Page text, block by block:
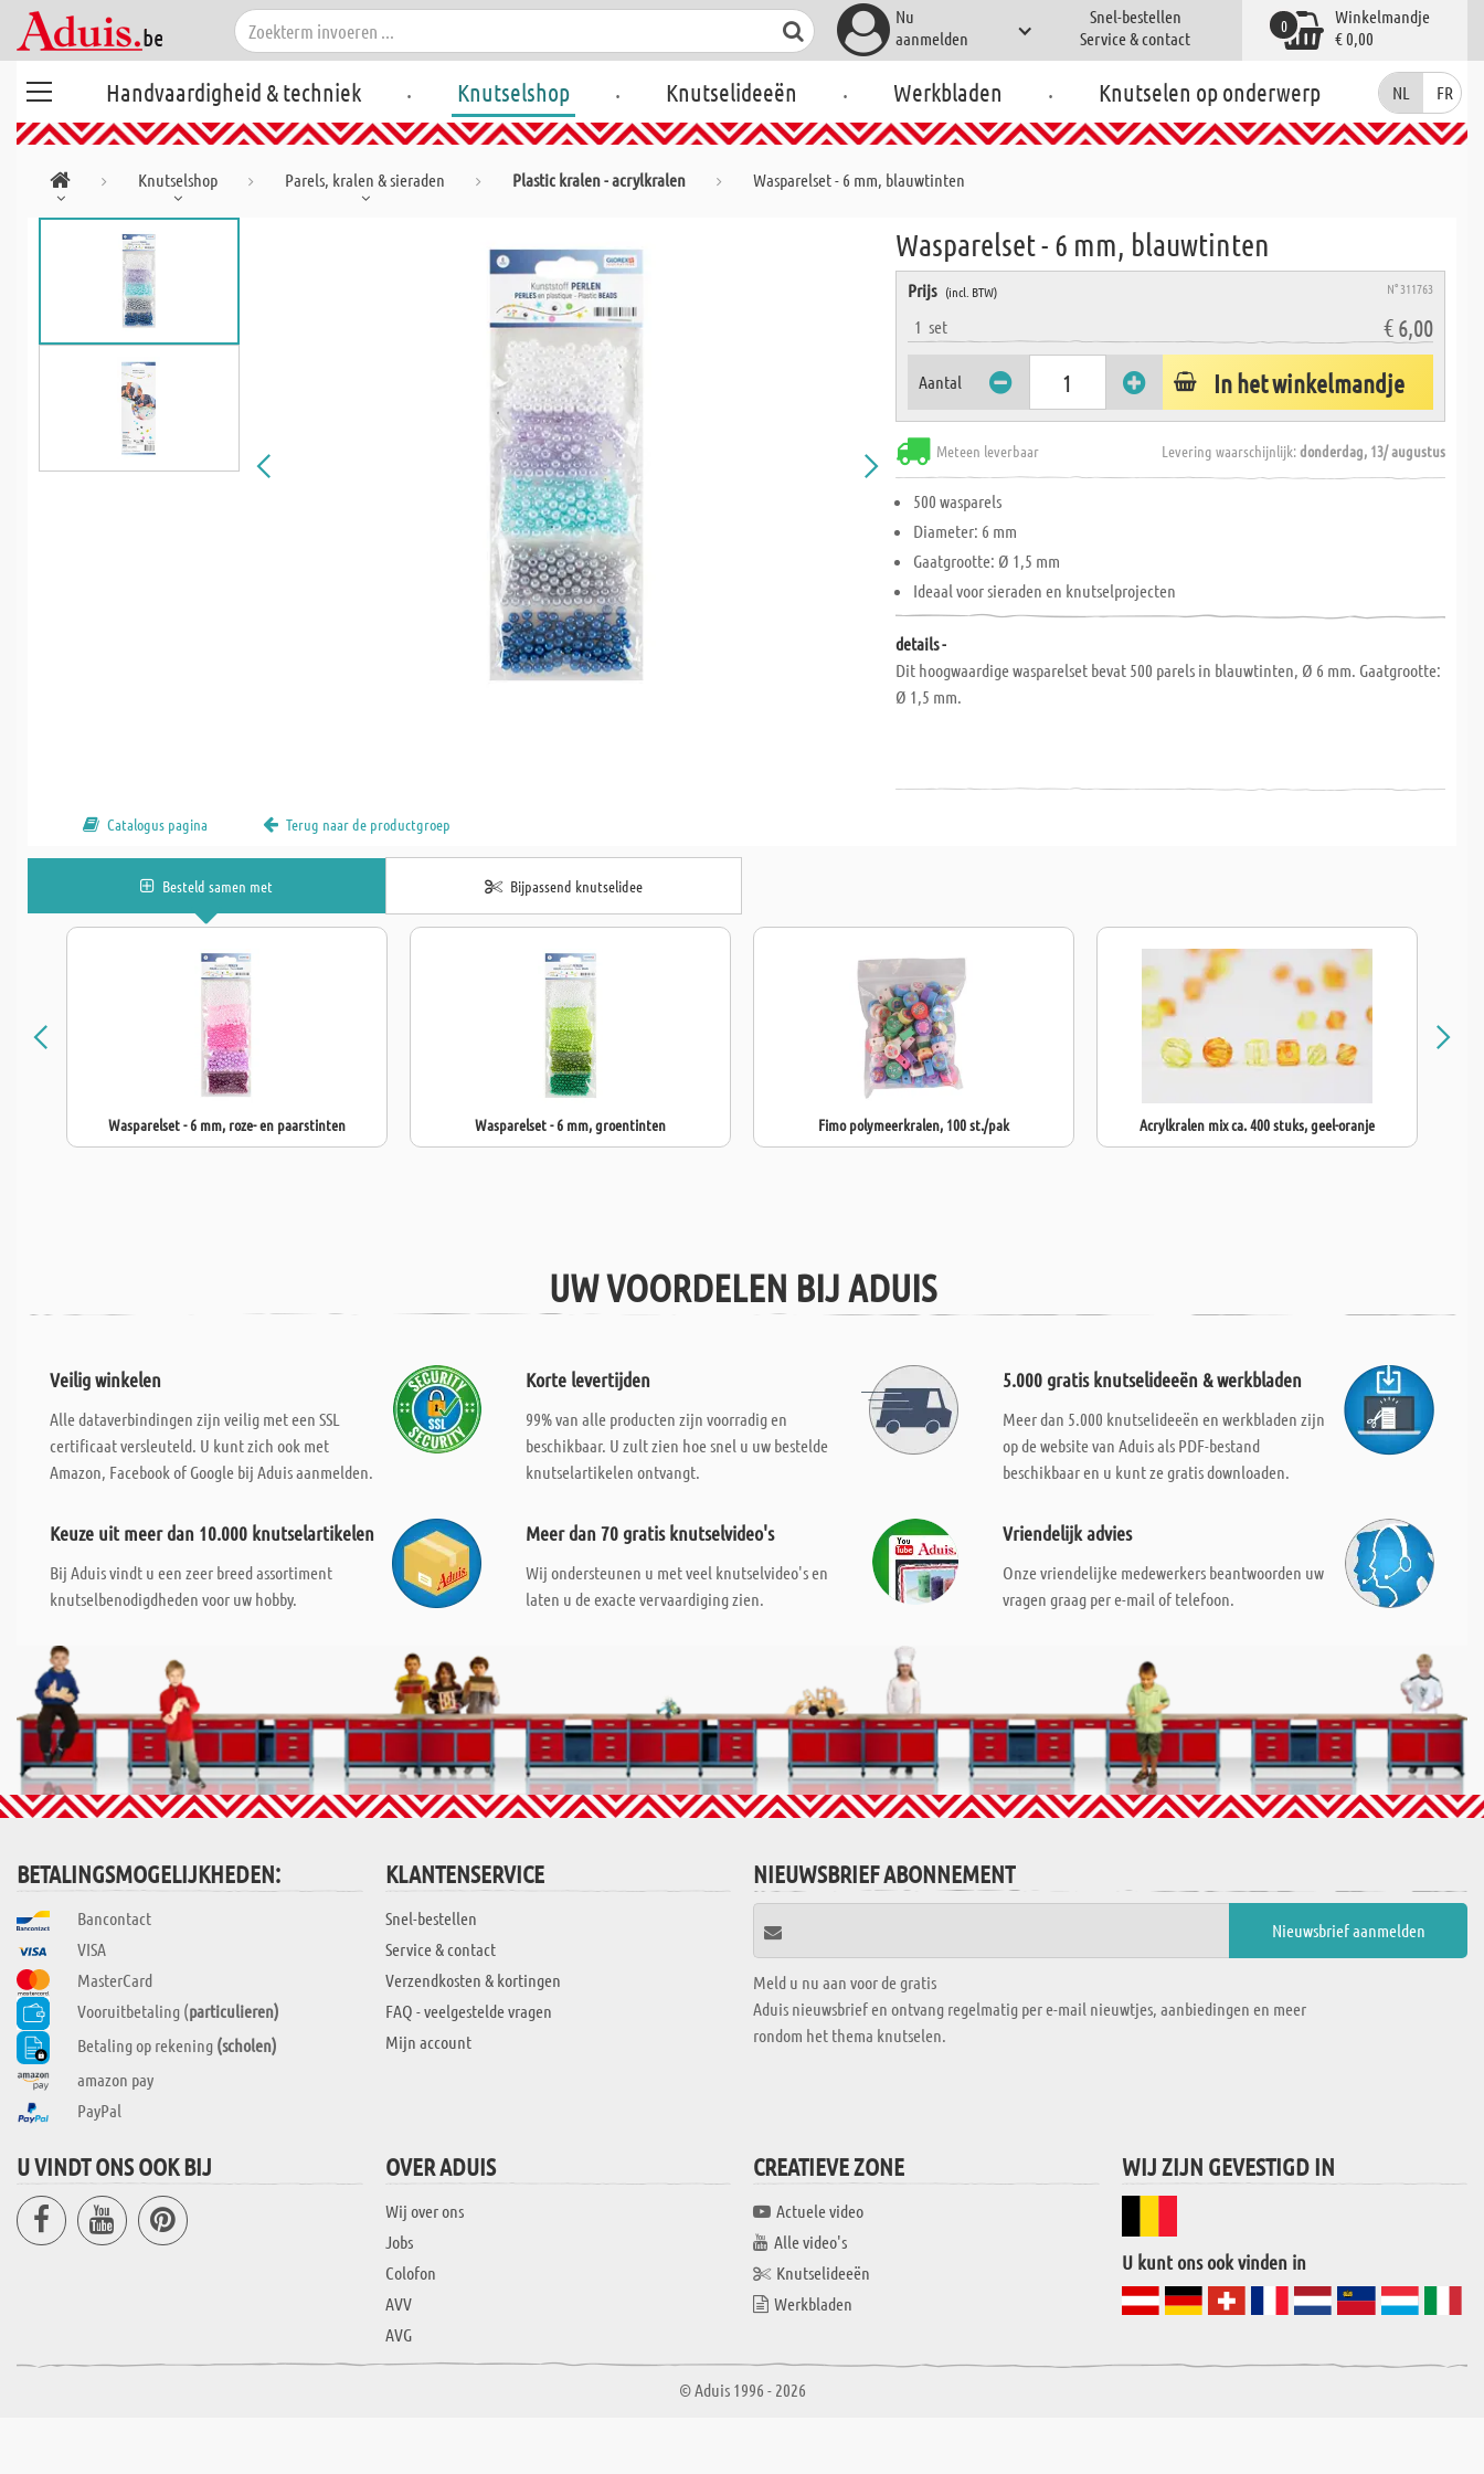
Nu
aanmelden
Snel-bestellen
Service & contact
Winkelmandje
€ 0,00
0
Handvaardigheid & techniek . Knutselshop . Knutselideeën . Werkbladen . Knutselen op onderwerp NL FR
Knutselshop Parels, kralen & sieraden Plastic kralen - acrylkralen Wasparelset - 6 mm, blauwtinten
Wasparelset - 6 mm, blauwtinten
Prijs (incl. BTW) N° 311763
1set € 6,00
Aantal In het winkelmandje
Meteen leverbaar Levering waarschijnlijk:donderdag, 13/ augustus
500 wasparels
Diameter: 6 mm
Gaatgrootte: Ø 1,5 mm
Ideaal voor sieraden en knutselprojecten
details -
Dit hoogwaardige wasparelset bevat 500 parels in blauwtinten, Ø 6 mm. Gaatgrootte:
Ø 1,5 mm.
Catalogus pagina Terug naar de productgroep
Besteld samen met Bijpassend knutselidee
Wasparelset - 6 mm, roze- en paarstinten Wasparelset - 6 mm, groentinten Fimo polymeerkralen, 100 st./pak Acrylkralen mix ca. 400 stuks, geel-oranje
UW VOORDELEN BIJ ADUIS
Veilig winkelen
Alle dataverbindingen zijn veilig met een SSL
certificaat versleuteld. U kunt zich ook met
Amazon, Facebook of Google bij Aduis aanmelden.
Korte levertijden
99% van alle producten zijn voorradig en
beschikbaar. U zult zien hoe snel u uw bestelde
knutselartikelen ontvangt.
5.000 gratis knutselideeën & werkbladen
Meer dan 5.000 knutselideeën en werkbladen zijn
op de website van Aduis als PDF-bestand
beschikbaar en u kunt ze gratis downloaden.
Keuze uit meer dan 10.000 knutselartikelen
Bij Aduis vindt u een zeer breed assortiment
knutselbenodigdheden voor uw hobby.
Meer dan 70 gratis knutselvideo's
Wij ondersteunen u met veel knutselvideo's en
laten u de exacte vervaardiging zien.
Vriendelijk advies
Onze vriendelijke medewerkers beantwoorden uw
vragen graag per e-mail of telefoon.
BETALINGSMOGELIJKHEDEN:
Bancontact
VISA
MasterCard
Vooruitbetaling (particulieren)
Betaling op rekening (scholen)
amazon pay
PayPal
KLANTENSERVICE
Snel-bestellen
Service & contact
Verzendkosten & kortingen
FAQ - veelgestelde vragen
Mijn account
NIEUWSBRIEF ABONNEMENT
Meld u nu aan voor de gratis
Aduis nieuwsbrief en ontvang regelmatig per e-mail nieuwtjes, aanbiedingen en meer
rondom het thema knutselen.
U VINDT ONS OOK BIJ OVER ADUIS
Wij over ons
Jobs
Colofon
AVV
AVG
CREATIEVE ZONE
Actuele video
Alle video's
Knutselideeën
Werkbladen
WIJ ZIJN GEVESTIGD IN
U kunt ons ook vinden in
© Aduis 1996 - 2026